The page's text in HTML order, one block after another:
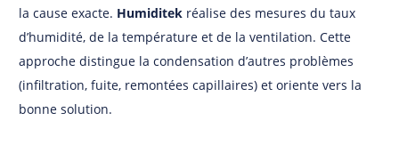
la cause exacte. Humiditek réalise des mesures du taux
d’humidité, de la température et de la ventilation. Cette
approche distingue la condensation d’autres problèmes
(infiltration, fuite, remontées capillaires) et oriente vers la
bonne solution.